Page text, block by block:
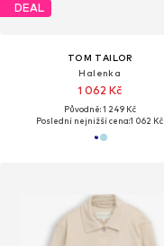
DEAL
TOM TAILOR
Halenka
1 062 Kč
Původně: 1 249 Kč
Poslední nejnižší cena:1 062 Kč